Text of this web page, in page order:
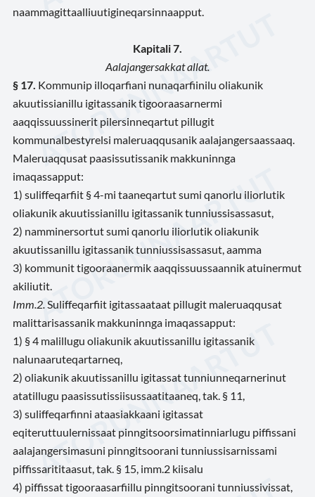
naammagittaalliuutigineqarsinnaapput.
Kapitali 7.
Aalajangersakkat allat.
§ 17. Kommunip illoqarfiani nunaqarfiinilu oliakunik
akuutissianillu igitassanik tigooraasarnermi
aaqqissuussinerit pilersinneqartut pillugit
kommunalbestyrelsi maleruaqqusanik aalajangersaassaaq.
Maleruaqqusat paasissutissanik makkuninnga
imaqassapput:
1) suliffeqarfiit § 4-mi taaneqartut sumi qanorlu iliorlutik
oliakunik akuutissianillu igitassanik tunniussisassasut,
2) namminersortut sumi qanorlu iliorlutik oliakunik
akuutissanillu igitassanik tunniussisassasut, aamma
3) kommunit tigooraanermik aaqqissuussaannik atuinermut
akiliutit.
Imm. 2. Suliffeqarfiit igitassaataat pillugit maleruaqqusat
malittarisassanik makkuninnga imaqassapput:
1) § 4 malillugu oliakunik akuutissanillu igitassanik
nalunaaruteqartarneq,
2) oliakunik akuutissanillu igitassat tunniunneqarnerinut
atatillugu paasissutissiisussaatitaaneq, tak. § 11,
3) suliffeqarfinni ataasiakkaani igitassat
eqiteruttuulernissaat pinngitsoorsimatinniarlugu piffissani
aalajangersimasuni pinngitsoorani tunniussisarnissami
piffissarititaasut, tak. § 15, imm.2 kiisalu
4) piffissat tigooraasarfiillu pinngitsoorani tunniussivissat,